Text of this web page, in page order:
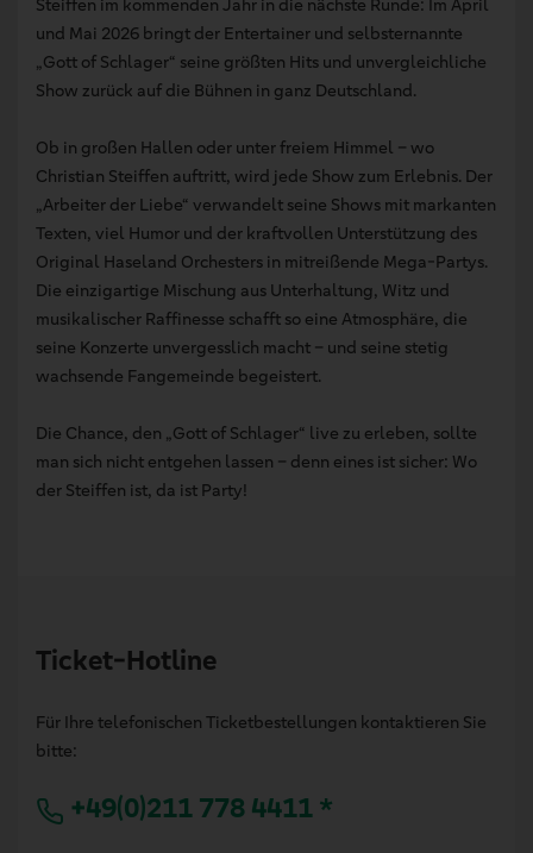
Steiffen im kommenden Jahr in die nächste Runde: Im April
und Mai 2026 bringt der Entertainer und selbsternannte
„Gott of Schlager“ seine größten Hits und unvergleichliche
Show zurück auf die Bühnen in ganz Deutschland.
Ob in großen Hallen oder unter freiem Himmel – wo
Christian Steiffen auftritt, wird jede Show zum Erlebnis. Der
„Arbeiter der Liebe“ verwandelt seine Shows mit markanten
Texten, viel Humor und der kraftvollen Unterstützung des
Original Haseland Orchesters in mitreißende Mega-Partys.
Die einzigartige Mischung aus Unterhaltung, Witz und
musikalischer Raffinesse schafft so eine Atmosphäre, die
seine Konzerte unvergesslich macht – und seine stetig
wachsende Fangemeinde begeistert.
Die Chance, den „Gott of Schlager“ live zu erleben, sollte
man sich nicht entgehen lassen – denn eines ist sicher: Wo
der Steiffen ist, da ist Party!
Ticket-Hotline
Für Ihre telefonischen Ticketbestellungen kontaktieren Sie
bitte:
+49(0)211 778 4411 *